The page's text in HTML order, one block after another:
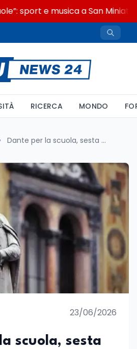
sport e musica a San
RICERCA MONDO
Dante per la scuola, sesta edizione: 40 posti tra Bacoli e Pisa
23/06/2026
scuola, sesta